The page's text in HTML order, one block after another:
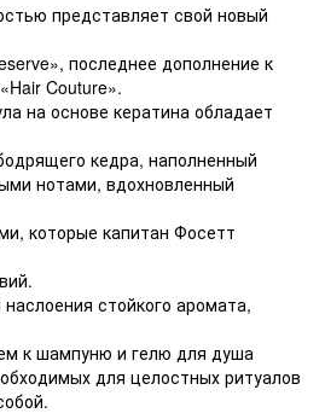
представляет свой новый
последнее дополнение к
Couture».
на основе кератина обладает
кедра, наполненный
нотами, вдохновленный
которые капитан Фосетт
стойкого аромата,
к шампуню и гелю для душа
для целостных ритуалов